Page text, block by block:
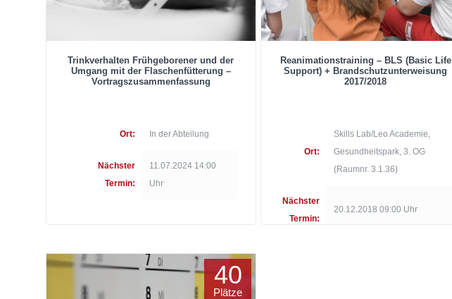
Trinkverhalten Frühgeborener und der
Umgang mit der Flaschenfütterung –
Vortragszusammenfassung
Ort: In der Abteilung
Nächster
Termin:
11.07.2024 14:00
Uhr
Reanimationstraining – BLS (Basic Life
Support) + Brandschutzunterweisung
2017/2018
Ort:
Skills Lab/Leo Academie,
Gesundheitspark, 3. OG
(Raumnr. 3.1.36)
Nächster
Termin:
20.12.2018 09:00 Uhr
40
Plätze